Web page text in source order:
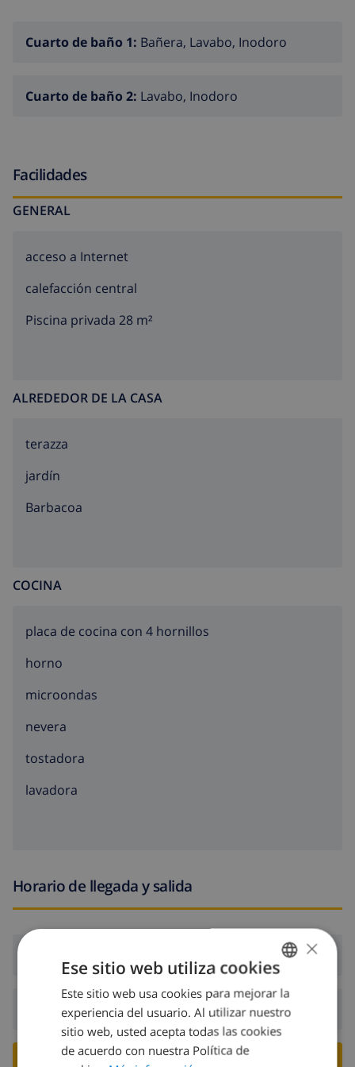
que se encuentra en una zona residencial tranquila y
cerca del centro de Calpe donde tendrá acceso en 5
localidad, ademas de a sus playas y centros de ocio.
Cuarto de baño 1: Bañera, Lavabo, Inodoro
Cuarto de baño 2: Lavabo, Inodoro
Facilidades
GENERAL
acceso a Internet
calefacción central
Piscina privada 28 m²
ALREDEDOR DE LA CASA
terazza
jardín
barbacoa
COCINA
placa de cocina con 4 hornillos
horno
microondas
nevera
tostadora
lavadora
Horario de llegada y salida
Desde 16:00 antes de 19:00
Salida:Antes de: 10:00
RESERVE ESTE CHALÉ ›
SPANISH
DUTCH
FRENCH
×
Ese sitio web utiliza cookies
Este sitio web usa cookies para mejorar la
experiencia del usuario. Al utilizar nuestro
sitio web, usted acepta todas las cookies
de acuerdo con nuestra Política de